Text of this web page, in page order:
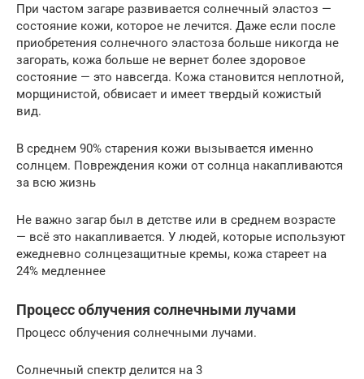
При частом загаре развивается солнечный эластоз —
состояние кожи, которое не лечится. Даже если после
приобретения солнечного эластоза больше никогда не
загорать, кожа больше не вернет более здоровое
состояние — это навсегда. Кожа становится неплотной,
морщинистой, обвисает и имеет твердый кожистый
вид.
В среднем 90% старения кожи вызывается именно
солнцем. Повреждения кожи от солнца накапливаются
за всю жизнь
Не важно загар был в детстве или в среднем возрасте
— всё это накапливается. У людей, которые используют
ежедневно солнцезащитные кремы, кожа стареет на
24% медленнее
Процесс облучения солнечными лучами
Процесс облучения солнечными лучами.
Солнечный спектр делится на 3